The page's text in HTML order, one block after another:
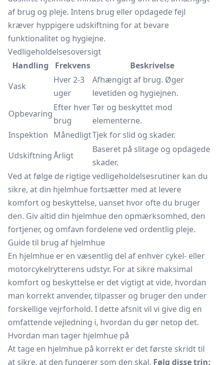
af brug og pleje. Intens brug eller opdagede fejl
kræver hyppigere udskiftning for at bevare
funktionalitet og hygiejne.
Vedligeholdelsesoversigt
Handling
Frekvens
Beskrivelse
Vask
Hver 2-3
uger
Afhængigt af brug. Øger
levetiden og hygiejnen.
Opbevaring
Efter hver
brug
Tør og beskyttet mod
elementerne.
Inspektion MånedligtTjek for slid og skader.
UdskiftningÅrligt
Baseret på slitage og opdagede
skader.
Ved at følge de rigtige vedligeholdelsesrutiner kan du
sikre, at din hjelmhue fortsætter med at levere
komfort og beskyttelse, uanset hvor ofte du bruger
den. Giv altid din hjelmhue den opmærksomhed, den
fortjener, og omfavn fordelene ved ordentlig pleje.
Guide til brug af hjelmhue
En hjelmhue er en væsentlig del af enhver cykel- eller
motorcykelrytterens udstyr. For at sikre maksimal
komfort og beskyttelse er det vigtigt at vide, hvordan
man korrekt anvender, tilpasser og bruger den under
forskellige vejrforhold. I dette afsnit vil vi give dig en
omfattende vejledning i, hvordan du gør netop det.
Hvordan man tager hjelmhue på
At tage en hjelmhue på korrekt er det første skridt til
at sikre, at den fungerer som den skal. Følg disse trin: